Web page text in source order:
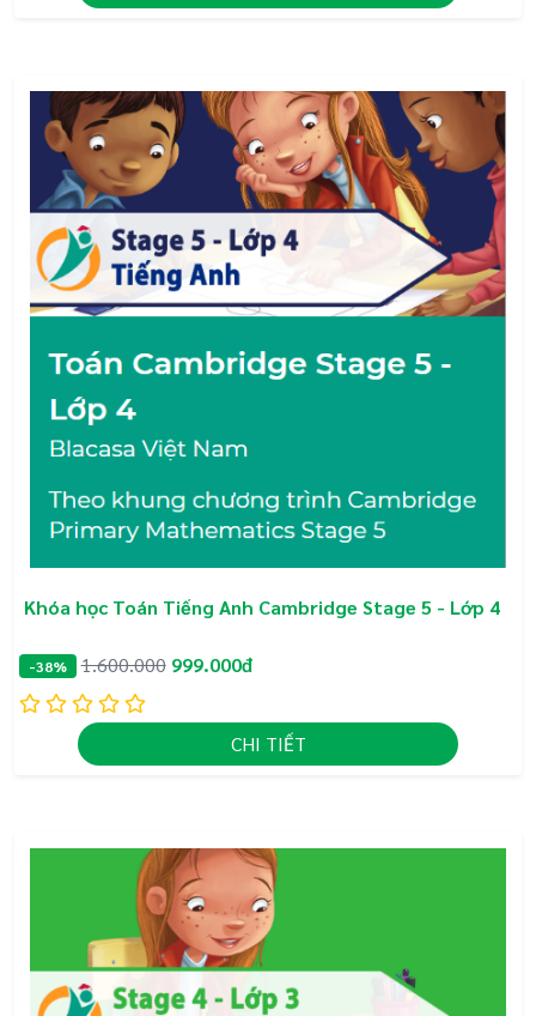
Khóa học Toán Tiếng Anh Cambridge Stage 5 - Lớp 4
-38% 1.600.000 999.000đ
CHI TIẾT